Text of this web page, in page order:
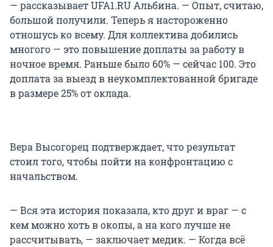
— рассказывает UFA1.RU Альбина. — Опыт, считаю,
большой получили. Теперь я настороженно
отношусь ко всему. Для коллектива добились
многого — это повышение доплаты за работу в
ночное время. Раньше было 60% — сейчас 100. Это
доплата за выезд в неукомплектованной бригаде
в размере 25% от оклада.
Вера Высогорец подтверждает, что результат
стоил того, чтобы пойти на конфронтацию с
начальством.
— Вся эта история показала, кто друг и враг — с
кем можно хоть в окопы, а на кого лучше не
рассчитывать, — заключает медик. — Когда всё